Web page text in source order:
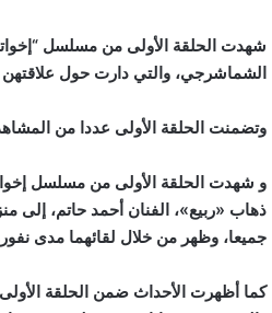
شهدت الحلقة الأولى من مسلسل
الشماشرجي، والتي دارت حول
وتضمنت الحلقة الأولى عددا من
و شهدت الحلقة الأولى من مسلسل
ذهاب «ربيع»، الفنان أحمد حاتم، إلى
جميعا، وظهر من خلال لقائهما مدى
كما أظهرت الأحداث ضمن الحلقة